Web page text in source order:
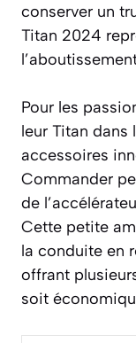
conserver un
Titan 2024
Pour les
leur Titan dans
accessoires
Commander
de
Cette petite
la conduite en
offrant
soit